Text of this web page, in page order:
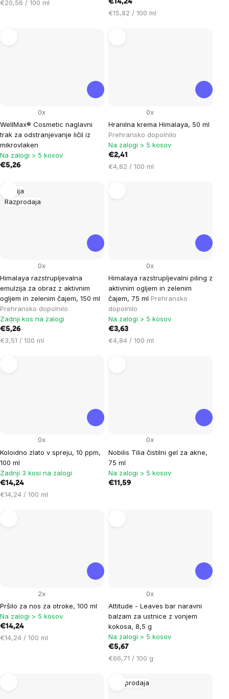
Cena
€20,56 / 100 ml €14,24
Cena
€15,82 / 100 ml
WellMax® Cosmetic naglavni
trak za odstranjevanje ličil iz
mikrovlaken
0x
Na zalogi > 5 kosov
€5,26
Hranilna krema Himalaya, 50 ml
Prehransko dopolnilo
0x
Na zalogi > 5 kosov
€2,41
Cena
€4,82 / 100 ml
Akcija
Razprodaja
Himalaya razstrupljevalna
emulzija za obraz z aktivnim
ogljem in zelenim čajem, 150 ml
Prehransko dopolnilo
0x
Zadnji kos na zalogi
€5,26
Cena
€3,51 / 100 ml
Himalaya razstrupljevalni piling z
aktivnim ogljem in zelenim
čajem, 75 ml Prehransko
dopolnilo
0x
Na zalogi > 5 kosov
€3,63
Cena
€4,84 / 100 ml
Koloidno zlato v spreju, 10 ppm,
100 ml
0x
Zadnji 3 kosi na zalogi
€14,24
Cena
€14,24 / 100 ml
Nobilis Tilia čistilni gel za akne,
75 ml
0x
Na zalogi > 5 kosov
€11,59
Pršilo za nos za otroke, 100 ml
2x
Na zalogi > 5 kosov
€14,24
Cena
€14,24 / 100 ml
Attitude - Leaves bar naravni
balzam za ustnice z vonjem
kokosa, 8,5 g
0x
Na zalogi > 5 kosov
€5,67
Cena
enoto:
€66,71 / 100 g
Razprodaja